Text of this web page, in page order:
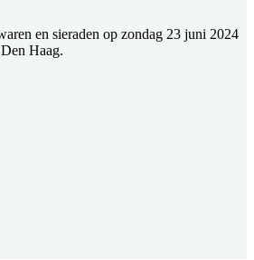
en sieraden op zondag 23 juni 2024
Haag.